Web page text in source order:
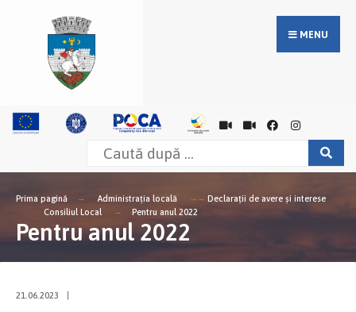
MENU
Prima pagină Administrația locală
Declarații de avere și interese
Consiliul Local
Pentru anul 2022
Pentru anul 2022
21.06.2023